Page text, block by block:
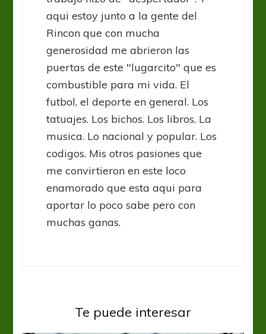
aqui estoy junto a la gente del
Rincon que con mucha
generosidad me abrieron las
puertas de este "lugarcito" que es
combustible para mi vida. El
futbol, el deporte en general. Los
tatuajes. Los bichos. Los libros. La
musica. Lo nacional y popular. Los
codigos. Mis otros pasiones que
me convirtieron en este loco
enamorado que esta aqui para
aportar lo poco sabe pero con
muchas ganas.
Te puede interesar